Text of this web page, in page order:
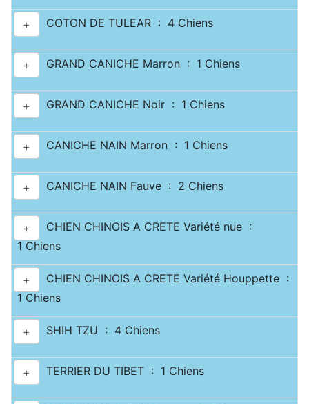
+ COTON DE TULEAR : 4 Chiens
+ GRAND CANICHE Marron : 1 Chiens
+ GRAND CANICHE Noir : 1 Chiens
+ CANICHE NAIN Marron : 1 Chiens
+ CANICHE NAIN Fauve : 2 Chiens
+
CHIEN CHINOIS A CRETE Variété nue :
1 Chiens
+
CHIEN CHINOIS A CRETE Variété Houppette :
1 Chiens
+ SHIH TZU : 4 Chiens
+ TERRIER DU TIBET : 1 Chiens